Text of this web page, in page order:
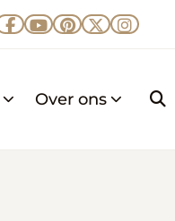
Ga Ga Ga Ga Ga
Over ons